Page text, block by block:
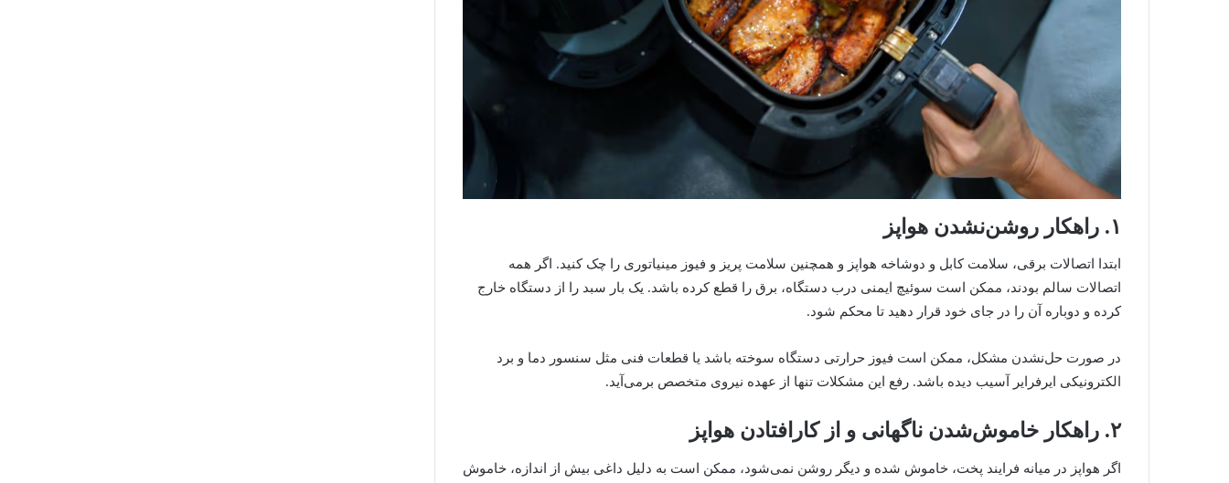
۱. راهکار روشن‌نشدن هواپز
ابتدا اتصالات برقی، سلامت کابل و دوشاخه هواپز و همچنین سلامت پریز و فیوز مینیاتوری را چک کنید. اگر همه
اتصالات سالم بودند، ممکن است سوئیچ ایمنی درب دستگاه، برق را قطع کرده باشد. یک بار سبد را از دستگاه خارج
کرده و دوباره آن را در جای خود قرار دهید تا محکم شود.
در صورت حل‌نشدن مشکل، ممکن است فیوز حرارتی دستگاه سوخته باشد یا قطعات فنی مثل سنسور دما و برد
الکترونیکی ایرفرایر آسیب دیده باشد. رفع این مشکلات تنها از عهده نیروی متخصص برمی‌آید.
۲. راهکار خاموش‌شدن ناگهانی و از کارافتادن هواپز
اگر هواپز در میانه فرایند پخت، خاموش شده و دیگر روشن نمی‌شود، ممکن است به دلیل داغی بیش از اندازه، خاموش